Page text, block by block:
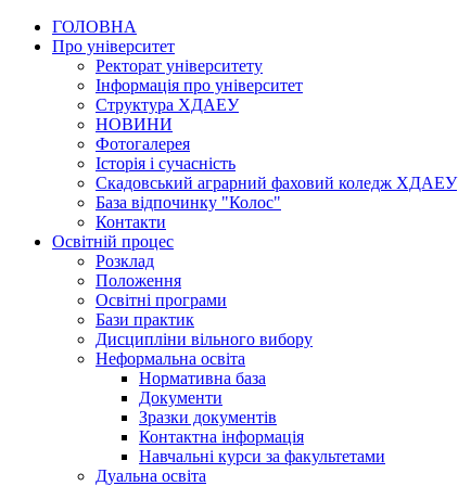
ГОЛОВНА
Про університет
Ректорат університету
Інформація про університет
Структура ХДАЕУ
НОВИНИ
Фотогалерея
Історія і сучасність
Скадовський аграрний фаховий коледж ХДАЕУ
База відпочинку "Колос"
Контакти
Освітній процес
Розклад
Положення
Освітні програми
Бази практик
Дисципліни вільного вибору
Неформальна освіта
Нормативна база
Документи
Зразки документів
Контактна інформація
Навчальні курси за факультетами
Дуальна освіта